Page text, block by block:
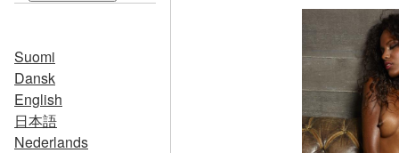
Suomi
Dansk
English
日本語
Nederlands